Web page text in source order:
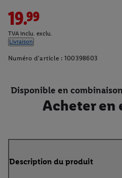
19.99
TVA inclu. exclu.
Livraison
Numéro d'article : 100398603
Disponible en
Acheter en
Description du produit